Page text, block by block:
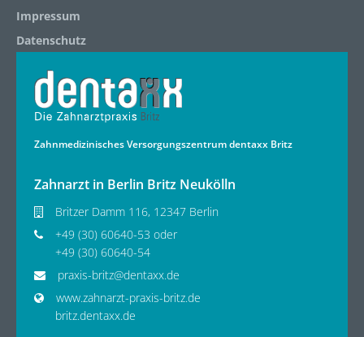
Impressum
Datenschutz
Zahnmedizinisches Versorgungszentrum dentaxx Britz
Zahnarzt in Berlin Britz Neukölln
Britzer Damm 116, 12347 Berlin
+49 (30) 60640-53 oder
+49 (30) 60640-54
praxis-britz@dentaxx.de
www.zahnarzt-praxis-britz.de
britz.dentaxx.de